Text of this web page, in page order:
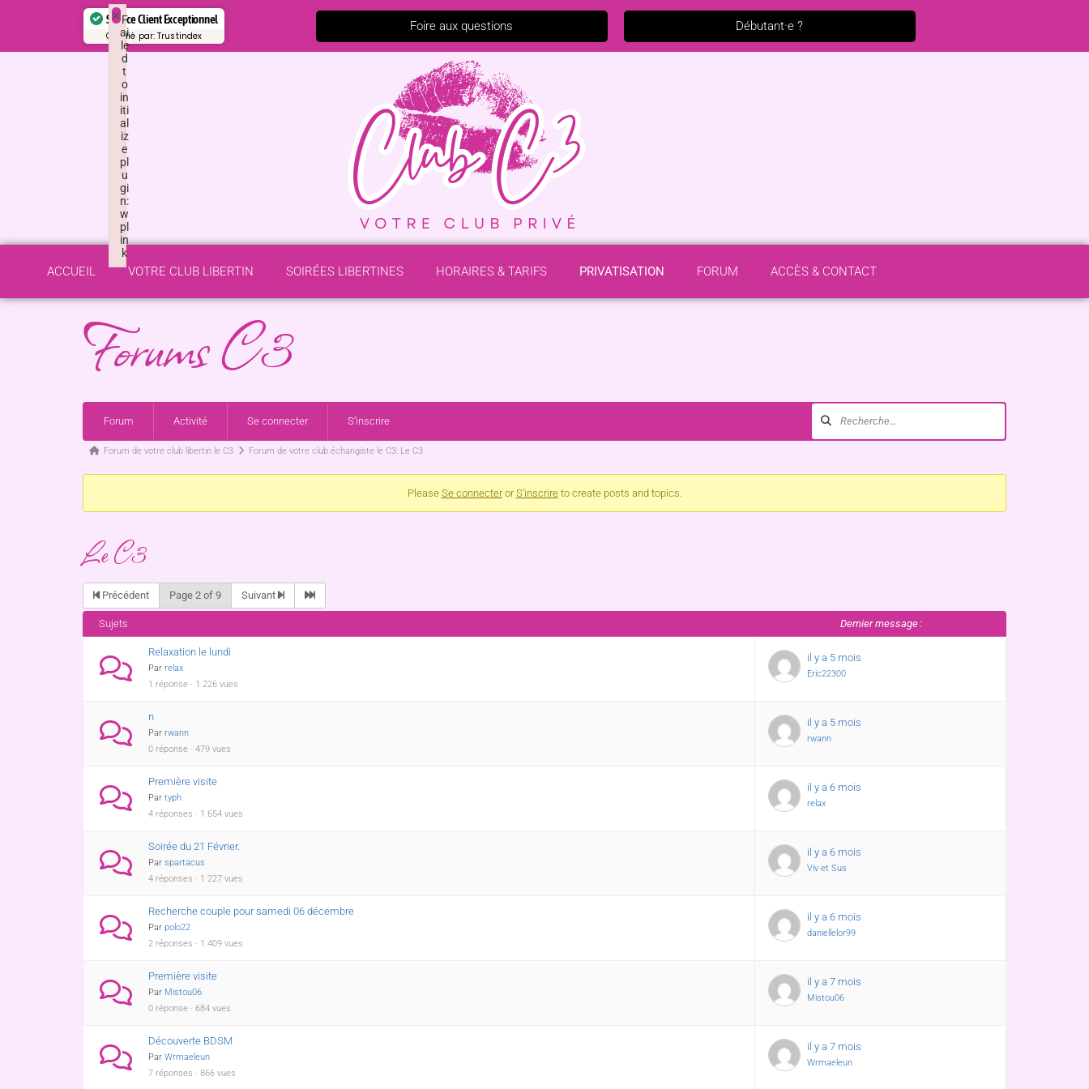
Service Client Exceptionnel
Certifié par:Trustindex
Foire aux questions Débutant·e ?
ACCUEIL VOTRE CLUB LIBERTIN SOIRÉES LIBERTINES HORAIRES & TARIFS PRIVATISATION FORUM ACCÈS & CONTACT
Forums C3
Forum Activité Se connecter S’inscrire
Forum de votre club libertin le C3 Forum de votre club échangiste le C3: Le C3
Please Se connecterorS’inscrireto create posts and topics.
Le C3
Précédent Page 2 of 9 Suivant
Sujets Dernier message :
Relaxation le lundi
Par relax
1 réponse · 1 226 vues
il y a 5 mois
Eric22300
n
Par rwann
0 réponse · 479 vues
il y a 5 mois
rwann
Première visite
Par typh
4 réponses · 1 654 vues
il y a 6 mois
relax
Soirée du 21 Février.
Par spartacus
4 réponses · 1 227 vues
il y a 6 mois
Viv et Sus
Recherche couple pour samedi 06 décembre
Par polo22
2 réponses · 1 409 vues
il y a 6 mois
daniellelor99
Première visite
Par Mistou06
0 réponse · 684 vues
il y a 7 mois
Mistou06
Découverte BDSM
Par Wrmaeleun
7 réponses · 866 vues
il y a 7 mois
Wrmaeleun
F
ai
le
d
t
o
in
iti
al
iz
e
pl
u
gi
n:
w
pl
in
k
×
Failed to initialize plugin: wplink